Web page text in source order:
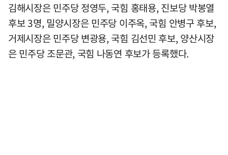
김해시장은 민주당 정영두, 국힘 홍태용, 진보당 박봉열
후보 3명, 밀양시장은 민주당 이주옥, 국힘 안병구 후보,
거제시장은 민주당 변광용, 국힘 김선민 후보, 양산시장
은 민주당 조문관, 국힘 나동연 후보가 등록했다.